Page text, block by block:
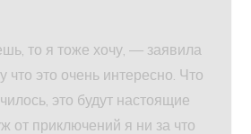
то я тоже хочу, — заявила
это очень интересно. Что
это будут настоящие
от приключений я ни за что